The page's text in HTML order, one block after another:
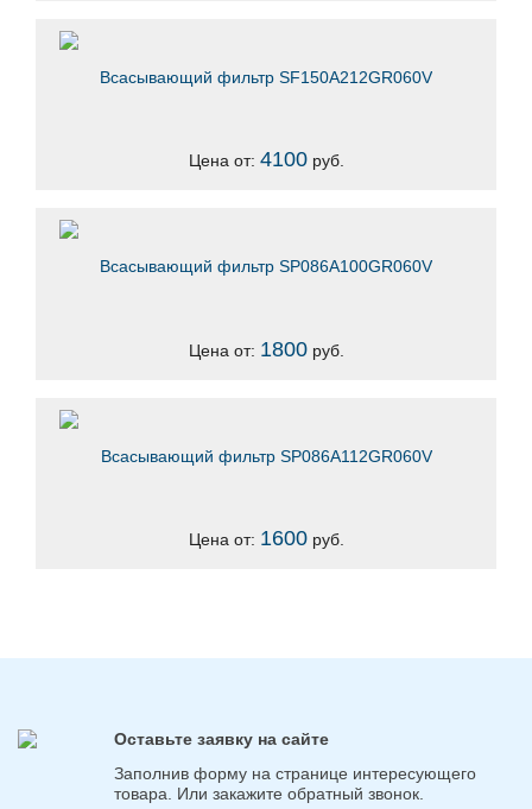
Всасывающий фильтр SF150A212GR060V
Цена от: 4100руб.
Всасывающий фильтр SP086A100GR060V
Цена от: 1800руб.
Всасывающий фильтр SP086A112GR060V
Цена от: 1600руб.
Оставьте заявку на сайте
Заполнив форму на странице интересующего
товара. Или закажите обратный звонок.